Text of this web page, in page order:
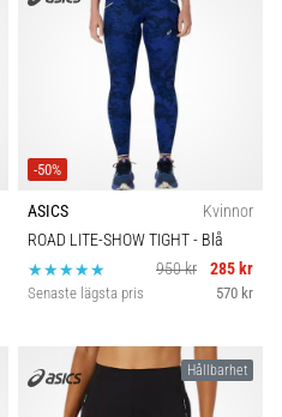
-50%
ASICS
Kvinnor
ROAD LITE-SHOW TIGHT- Blå
950 kr
285 kr
Senaste lägsta pris 570 kr
Hållbarhet